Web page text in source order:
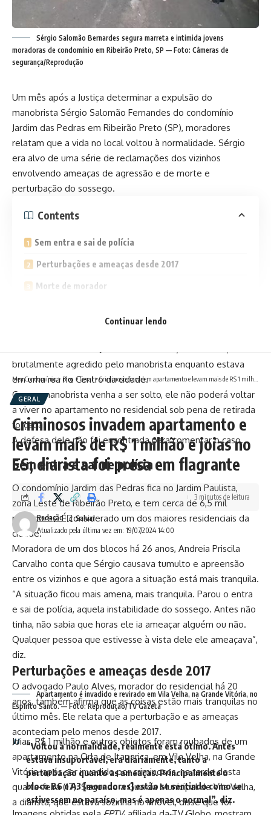
Sérgio Salomão Bernardes segura marreta e intimida jovens
moradoras de condomínio em Ribeirão Preto, SP — Foto: Câmeras de
segurança/Reprodução
Um mês após a Justiça determinar a expulsão do
manobrista Sérgio Salomão Fernandes do condomínio
Jardim das Pedras em Ribeirão Preto (SP), moradores
relatam que a vida no local voltou à normalidade. Sérgio
era alvo de uma série de reclamações dos vizinhos
envolvendo ameaças de agressão e de morte e
perturbação do sossego.
Contents
Sem entra e sai de polícia
Perturbações e ameaças desde 2017
Morte de morador
brutalmente agredido pelo manobrista enquanto estava
em uma rua no Centro da cidade.
Caso o manobrista venha a ser solto, ele não poderá voltar
a viver no apartamento no residencial sob pena de retirada
forçada.
A defesa dele não foi encontrada para comentar o caso.
Sem entra e sai de polícia
O condomínio Jardim das Pedras fica no Jardim Paulista,
zona Leste de Ribeirão Preto, e tem cerca de 6,5 mil
moradores. É considerado um dos maiores residenciais da
cidade.
Moradora de um dos blocos há 26 anos, Andreia Priscila
Carvalho conta que Sérgio causava tumulto e apreensão
entre os vizinhos e que agora a situação está mais tranquila.
“A situação ficou mais amena, mais tranquila. Parou o entra
e sai de polícia, aquela instabilidade do sossego. Antes não
tinha, não sabia que horas ele ia ameaçar alguém ou não.
Qualquer pessoa que estivesse à vista dele ele ameaçava”,
diz.
Perturbações e ameaças desde 2017
O advogado Paulo Alves, morador do residencial há 20
anos, também afirma que as coisas estão mais tranquilas no
último mês. Ele relata que a perturbação e as ameaças
aconteciam pelo menos desde 2017.
“Voltou à normalidade, realmente está ótimo. Antes
estava insuportável, era diariamente, tanto a
perturbação quanto as ameaças. Principalmente o
bloco B6 e A3 [moradores] estão se sentindo como se
estivessem no paraíso, mas é apenas o normal”, diz.
Continuar lendo
Meu Condomínio> Blog >Geral>Criminosos invadem apartamento e levam mais de R$ 1 milhão e joias no ES; diarista foi presa em flagrante
GERAL
Criminosos invadem apartamento e
levam mais de R$ 1 milhão e joias no
ES; diarista foi presa em flagrante
Atualizado pela última vez em: 19/07/2024 14:00
Redação
3 minutos de leitura
Apartamento é invadido e revirado em Vila Velha, na Grande Vitória, no
Espírito Santo. — Foto: Reprodução/TV Gazeta
Joias, R$ 1 milhão e outros objetos foram roubados de um
apartamento na Orla de Itaparica, em Vila Velha, na Grande
Vitória, após ser invadido por criminosos, na tarde desta
quarta-feira (17). Segundo a Guarda Municipal de Vila Velha,
a diarista, que estava sozinha no imóvel, disse que foi